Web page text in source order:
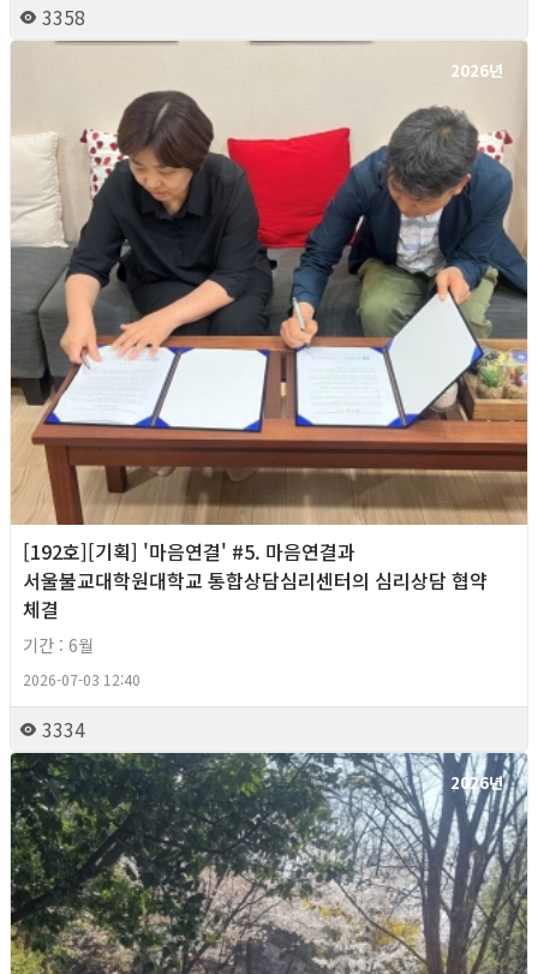
3358
2026년
[192호][기획] '마음연결' #5. 마음연결과
서울불교대학원대학교 통합상담심리센터의 심리상담 협약
체결
기간 : 6월
2026-07-03 12:40
3334
2026년